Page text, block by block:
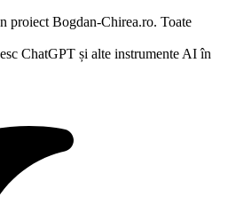
Bogdan-Chirea.ro. Toate
ChatGPT și alte instrumente AI în